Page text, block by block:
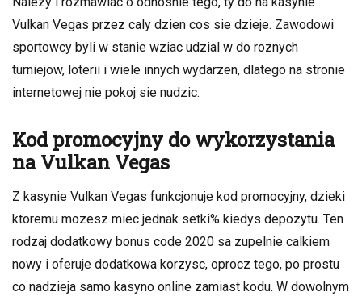
Vulkan Vegas przez caly dzien cos sie dzieje. Zawodowi
sportowcy byli w stanie wziac udzial w do roznych
turniejow, loterii i wiele innych wydarzen, dlatego na stronie
internetowej nie pokoj sie nudzic.
Kod promocyjny do wykorzystania
na Vulkan Vegas
Z kasynie Vulkan Vegas funkcjonuje kod promocyjny, dzieki
ktoremu mozesz miec jednak setki% kiedys depozytu. Ten
rodzaj dodatkowy bonus code 2020 sa zupelnie calkiem
nowy i oferuje dodatkowa korzysc, oprocz tego, po prostu
co nadzieja samo kasyno online zamiast kodu. W dowolnym